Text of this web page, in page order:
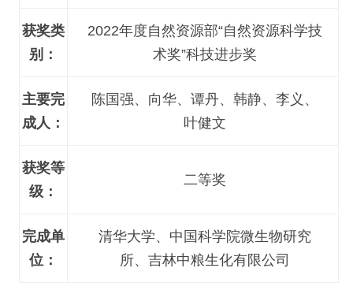
获奖类
别：
2022年度自然资源部“自然资源科学技
术奖”科技进步奖
主要完
成人：
陈国强、向华、谭丹、韩静、李义、
叶健文
获奖等
级：
二等奖
完成单
位：
清华大学、中国科学院微生物研究
所、吉林中粮生化有限公司